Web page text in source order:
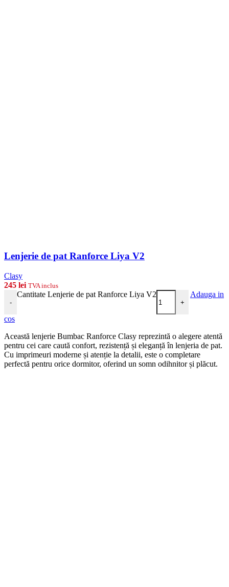
Lenjerie de pat Ranforce Liya V2
Clasy
245 lei TVA inclus
-
Cantitate Lenjerie de pat Ranforce Liya V2
+
Adauga in
cos
Această lenjerie Bumbac Ranforce Clasy reprezintă o alegere atentă
pentru cei care caută confort, rezistență și eleganță în lenjeria de pat.
Cu imprimeuri moderne și atenție la detalii, este o completare
perfectă pentru orice dormitor, oferind un somn odihnitor și plăcut.